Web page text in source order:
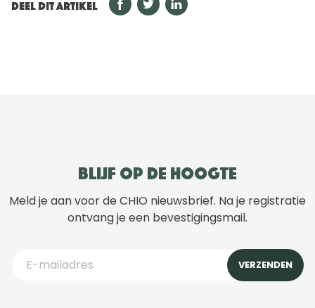
DEEL DIT ARTIKEL
Blijf op de hoogte
Meld je aan voor de CHIO nieuwsbrief. Na je registratie
ontvang je een bevestigingsmail.